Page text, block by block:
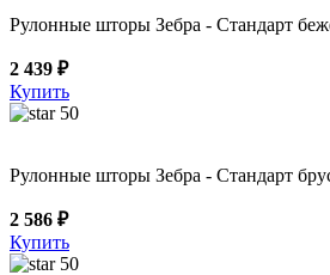
Рулонные шторы Зебра - Стандарт
2 439 ₽
Купить
50
Рулонные шторы Зебра - Стандарт
2 586 ₽
Купить
50